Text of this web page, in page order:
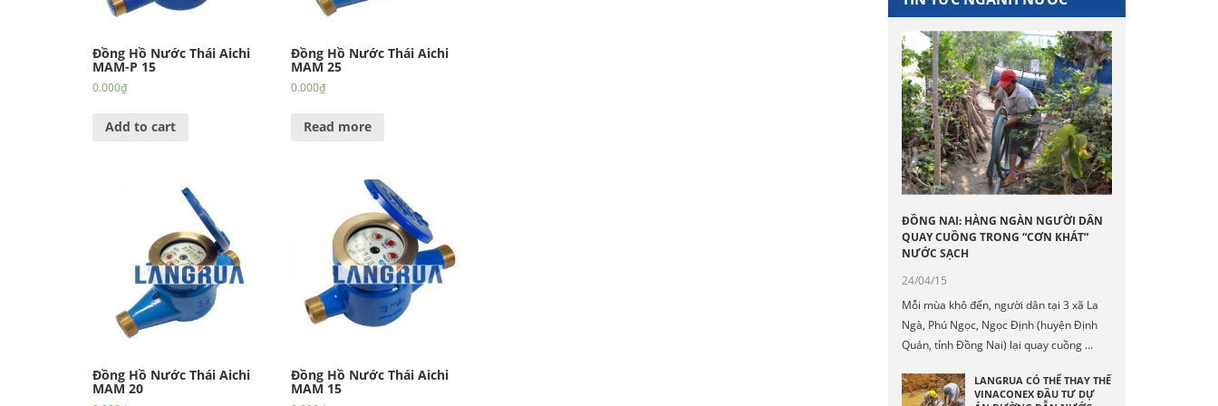
Đồng Hồ Nước Thái Aichi
MAM-P 15
0.000₫
Add to cart
Đồng Hồ Nước Thái Aichi
MAM 25
0.000₫
Read more
Đồng Hồ Nước Thái Aichi
MAM 20
Đồng Hồ Nước Thái Aichi
MAM 15
ĐỒNG NAI: HÀNG NGÀN NGƯỜI DÂN
QUAY CUỒNG TRONG “CƠN KHÁT”
NƯỚC SẠCH
24/04/15
Mỗi mùa khô đến, người dân tại 3 xã La
Ngà, Phú Ngọc, Ngọc Định (huyện Định
Quán, tỉnh Đồng Nai) lại quay cuồng ...
LANGRUA CÓ THỂ THAY THẾ
VINACONEX ĐẦU TƯ DỰ